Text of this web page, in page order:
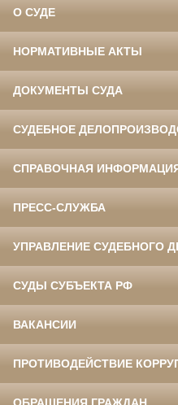
О СУДЕ
НОРМАТИВНЫЕ АКТЫ
ДОКУМЕНТЫ СУДА
СУДЕБНОЕ
СПРАВОЧНАЯ
ПРЕСС-СЛУЖБА
УПРАВЛЕНИЕ СУДЕБНОГО
СУДЫ СУБЪЕКТА РФ
ВАКАНСИИ
ПРОТИВОДЕЙСТВИЕ